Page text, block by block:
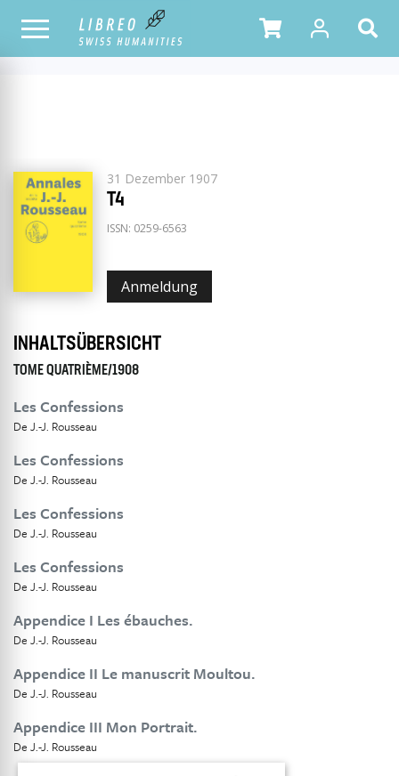
ALLE
ERSCHEINUNGSJAHR
31 Dezember 1907
T4
ISSN: 0259-6563
Anmeldung
INHALTSÜBERSICHT
TOME QUATRIÈME/1908
Les Confessions
De J.-J. Rousseau
Les Confessions
De J.-J. Rousseau
Les Confessions
De J.-J. Rousseau
Les Confessions
De J.-J. Rousseau
Appendice I Les ébauches.
De J.-J. Rousseau
Appendice II Le manuscrit Moultou.
De J.-J. Rousseau
Appendice III Mon Portrait.
De J.-J. Rousseau